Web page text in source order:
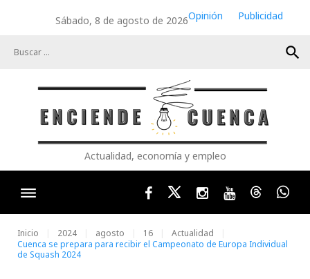
Sábado, 8 de agosto de 2026Opinión
Publicidad
search
Actualidad, economía y empleo
FacebookTwitterInstagram
YoutubeThreads
Inicio 2024 agosto 16
Actualidad
Cuenca se prepara para recibir el Campeonato de Europa Individual
de Squash 2024